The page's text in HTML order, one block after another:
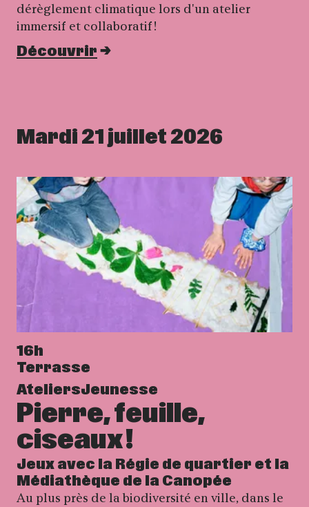
dérèglement climatique lors d'un atelier
immersif et collaboratif !
Découvrir
Mardi 21 juillet 2026
Pierre, feuille,
ciseaux !
Jeux avec la Régie de quartier et la
Médiathèque de la Canopée
16h
Terrasse
Au plus près de la biodiversité en ville, dans le
AteliersJeunesse